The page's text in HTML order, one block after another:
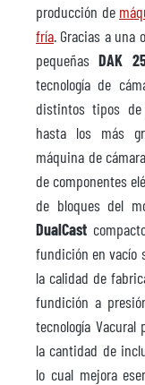
producción de
fría. Gracias a una
pequeñasDAK
tecnología de
distintos tipos
hasta los más
máquina de
de componentes
de bloques del
DualCast
fundición en vacío
la calidad de
fundición a
tecnología
la cantidad de
lo cual mejora